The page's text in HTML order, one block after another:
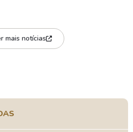
mais notícias